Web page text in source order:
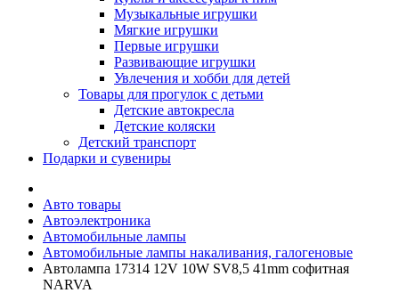
Музыкальные игрушки
Мягкие игрушки
Первые игрушки
Развивающие игрушки
Увлечения и хобби для детей
Товары для прогулок с детьми
Детские автокресла
Детские коляски
Детский транспорт
Подарки и сувениры
Авто товары
Автоэлектроника
Автомобильные лампы
Автомобильные лампы накаливания, галогеновые
Автолампа 17314 12V 10W SV8,5 41mm софитная
NARVA